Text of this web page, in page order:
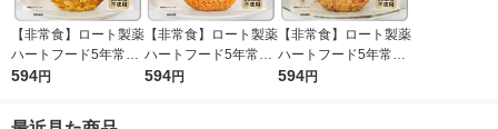
【非常食】ロート製薬
ハートフード5年常温
保存 おにぎり カレー
594円
【非常食】ロート製薬
ハートフード5年常温
保存おにぎり トマト
594円
【非常食】ロート製薬
ハートフード5年常温
保存おにぎり おかか
594円